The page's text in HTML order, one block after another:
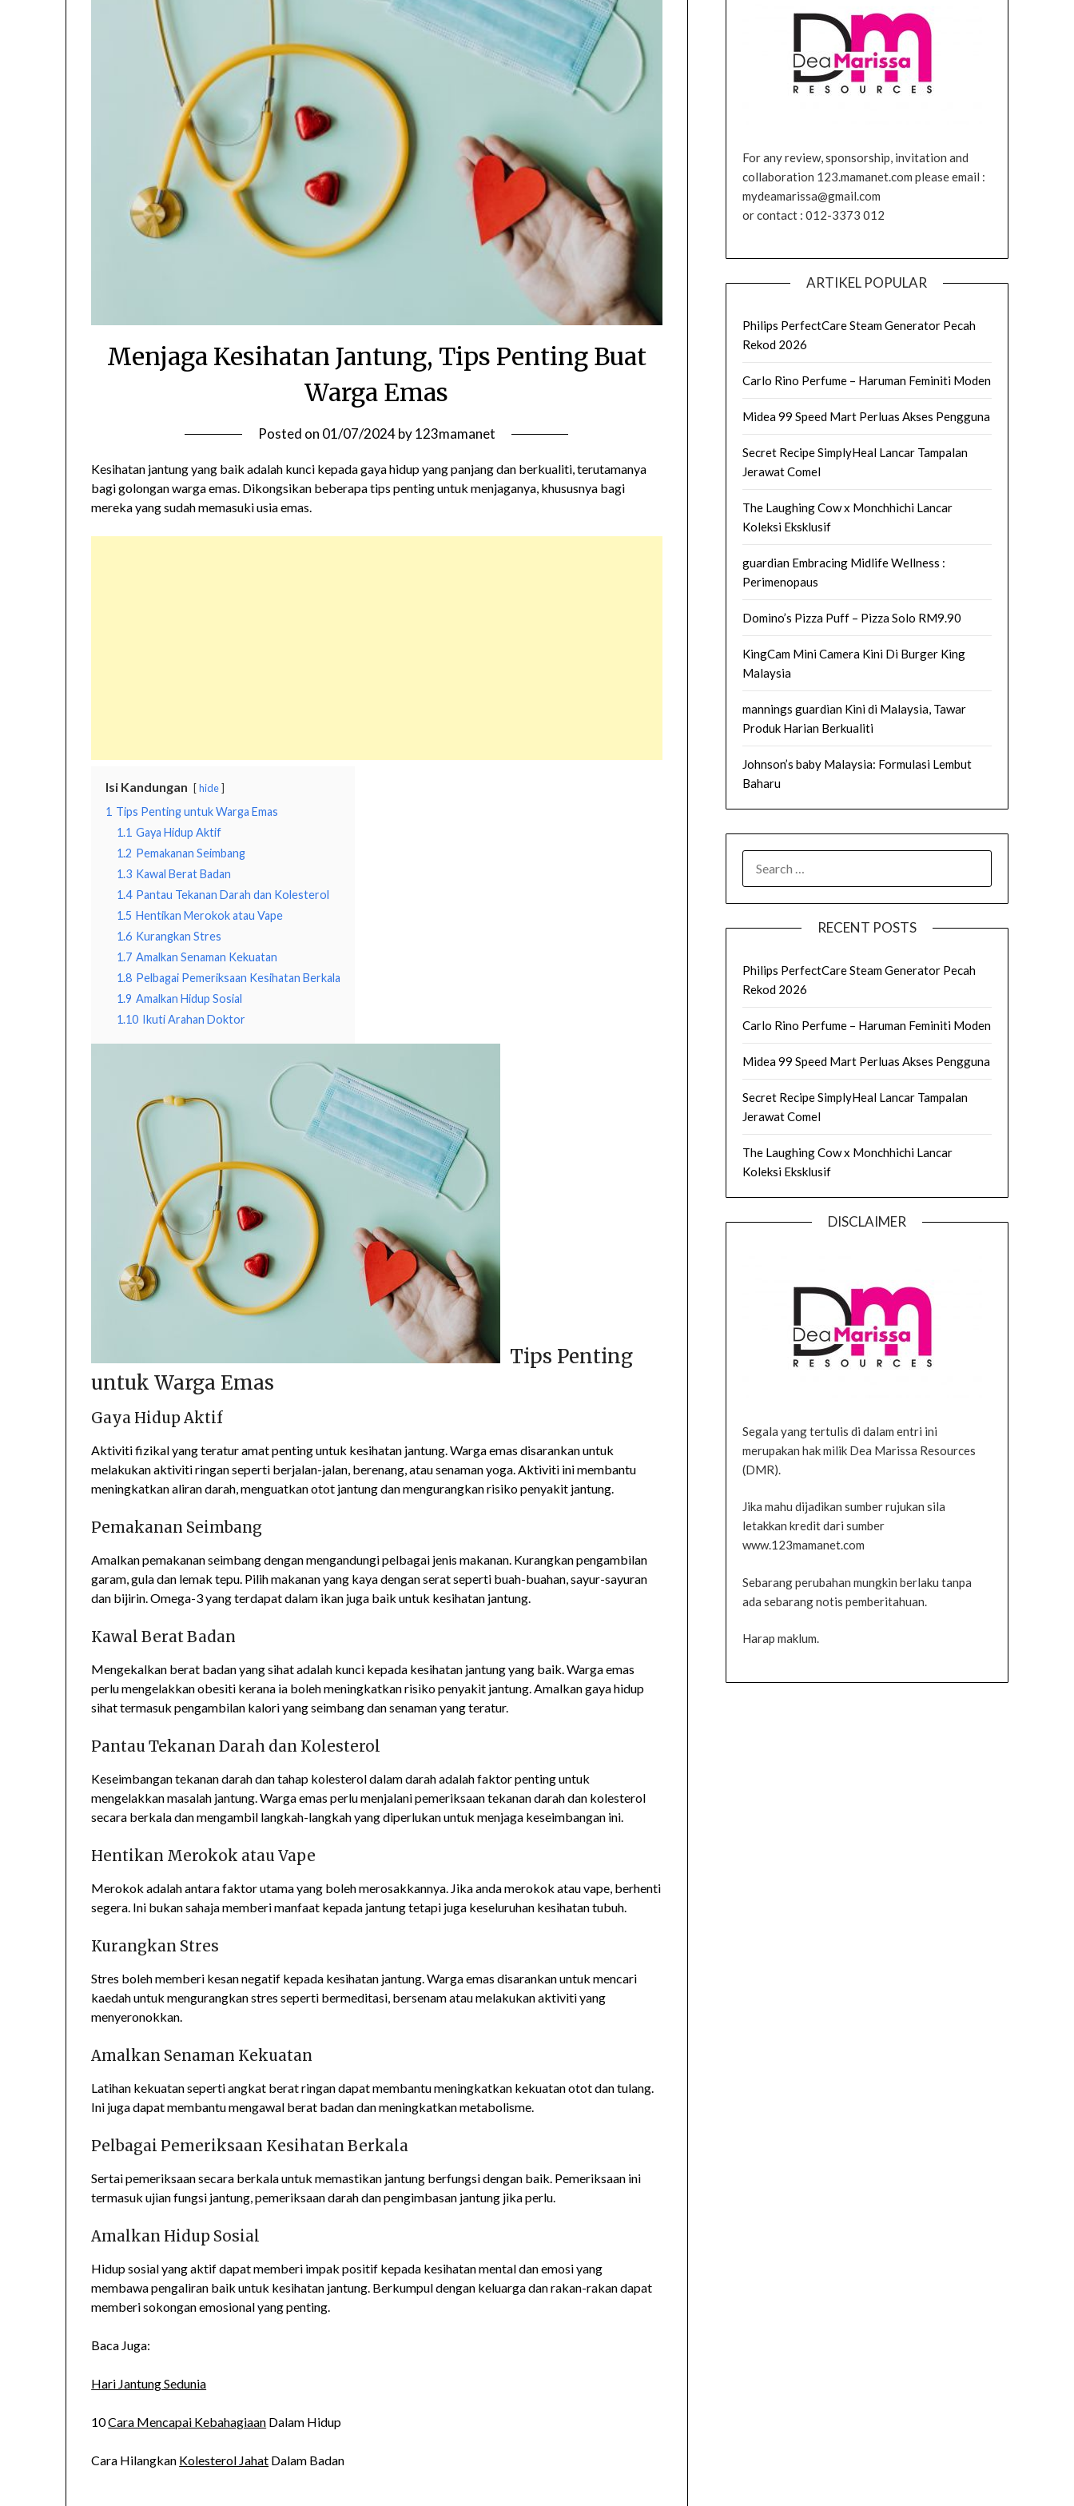
Menjaga Kesihatan Jantung, Tips Penting Buat
Warga Emas
Posted on 01/07/2024by123mamanet
Kesihatan jantung yang baik adalah kunci kepada gaya hidup yang panjang dan berkualiti, terutamanya
bagi golongan warga emas. Dikongsikan beberapa tips penting untuk menjaganya, khususnya bagi
mereka yang sudah memasuki usia emas.
Isi Kandungan hide
1 Tips Penting untuk Warga Emas
1.1 Gaya Hidup Aktif
1.2 Pemakanan Seimbang
1.3 Kawal Berat Badan
1.4 Pantau Tekanan Darah dan Kolesterol
1.5 Hentikan Merokok atau Vape
1.6 Kurangkan Stres
1.7 Amalkan Senaman Kekuatan
1.8 Pelbagai Pemeriksaan Kesihatan Berkala
1.9 Amalkan Hidup Sosial
1.10 Ikuti Arahan Doktor
Tips Penting
untuk Warga Emas
Gaya Hidup Aktif
Aktiviti fizikal yang teratur amat penting untuk kesihatan jantung. Warga emas disarankan untuk
melakukan aktiviti ringan seperti berjalan-jalan, berenang, atau senaman yoga. Aktiviti ini membantu
meningkatkan aliran darah, menguatkan otot jantung dan mengurangkan risiko penyakit jantung.
Pemakanan Seimbang
Amalkan pemakanan seimbang dengan mengandungi pelbagai jenis makanan. Kurangkan pengambilan
garam, gula dan lemak tepu. Pilih makanan yang kaya dengan serat seperti buah-buahan, sayur-sayuran
dan bijirin. Omega-3 yang terdapat dalam ikan juga baik untuk kesihatan jantung.
Kawal Berat Badan
Mengekalkan berat badan yang sihat adalah kunci kepada kesihatan jantung yang baik. Warga emas
perlu mengelakkan obesiti kerana ia boleh meningkatkan risiko penyakit jantung. Amalkan gaya hidup
sihat termasuk pengambilan kalori yang seimbang dan senaman yang teratur.
Pantau Tekanan Darah dan Kolesterol
Keseimbangan tekanan darah dan tahap kolesterol dalam darah adalah faktor penting untuk
mengelakkan masalah jantung. Warga emas perlu menjalani pemeriksaan tekanan darah dan kolesterol
secara berkala dan mengambil langkah-langkah yang diperlukan untuk menjaga keseimbangan ini.
Hentikan Merokok atau Vape
Merokok adalah antara faktor utama yang boleh merosakkannya. Jika anda merokok atau vape, berhenti
segera. Ini bukan sahaja memberi manfaat kepada jantung tetapi juga keseluruhan kesihatan tubuh.
Kurangkan Stres
Stres boleh memberi kesan negatif kepada kesihatan jantung. Warga emas disarankan untuk mencari
kaedah untuk mengurangkan stres seperti bermeditasi, bersenam atau melakukan aktiviti yang
menyeronokkan.
Amalkan Senaman Kekuatan
Latihan kekuatan seperti angkat berat ringan dapat membantu meningkatkan kekuatan otot dan tulang.
Ini juga dapat membantu mengawal berat badan dan meningkatkan metabolisme.
Pelbagai Pemeriksaan Kesihatan Berkala
Sertai pemeriksaan secara berkala untuk memastikan jantung berfungsi dengan baik. Pemeriksaan ini
termasuk ujian fungsi jantung, pemeriksaan darah dan pengimbasan jantung jika perlu.
Amalkan Hidup Sosial
Hidup sosial yang aktif dapat memberi impak positif kepada kesihatan mental dan emosi yang
membawa pengaliran baik untuk kesihatan jantung. Berkumpul dengan keluarga dan rakan-rakan dapat
memberi sokongan emosional yang penting.
Baca Juga:
Hari Jantung Sedunia
10Cara Mencapai Kebahagiaan Dalam Hidup
Cara Hilangkan Kolesterol Jahat Dalam Badan
For any review, sponsorship, invitation and
collaboration 123.mamanet.com please email :
mydeamarissa@gmail.com
or contact : 012-3373 012
ARTIKEL POPULAR
Philips PerfectCare Steam Generator Pecah
Rekod 2026
Carlo Rino Perfume – Haruman Feminiti Moden
Midea 99 Speed Mart Perluas Akses Pengguna
Secret Recipe SimplyHeal Lancar Tampalan
Jerawat Comel
The Laughing Cow x Monchhichi Lancar
Koleksi Eksklusif
guardian Embracing Midlife Wellness :
Perimenopaus
Domino’s Pizza Puff – Pizza Solo RM9.90
KingCam Mini Camera Kini Di Burger King
Malaysia
mannings guardian Kini di Malaysia, Tawar
Produk Harian Berkualiti
Johnson’s baby Malaysia: Formulasi Lembut
Baharu
FOR:
RECENT POSTS
Philips PerfectCare Steam Generator Pecah
Rekod 2026
Carlo Rino Perfume – Haruman Feminiti Moden
Midea 99 Speed Mart Perluas Akses Pengguna
Secret Recipe SimplyHeal Lancar Tampalan
Jerawat Comel
The Laughing Cow x Monchhichi Lancar
Koleksi Eksklusif
DISCLAIMER
Segala yang tertulis di dalam entri ini
merupakan hak milik Dea Marissa Resources
(DMR).
Jika mahu dijadikan sumber rujukan sila
letakkan kredit dari sumber
www.123mamanet.com
Sebarang perubahan mungkin berlaku tanpa
ada sebarang notis pemberitahuan.
Harap maklum.